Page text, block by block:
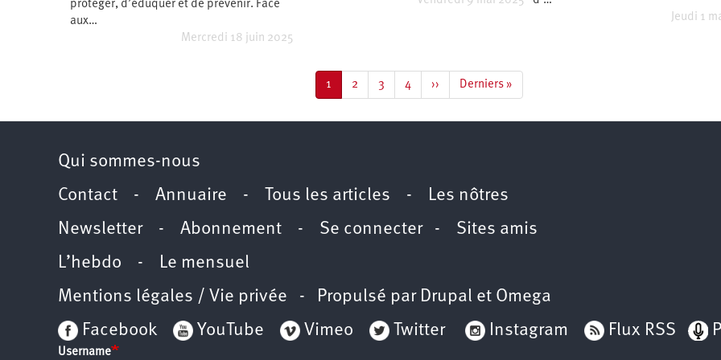
protéger, d’éduquer et de prévenir. Face
aux…
Mercredi 18 juin 2025
Jeudi 1
Page
courante
1 Page
2 Page
3 Page
4
Page
suivante
››
Dernière
page
Derniers »
Qui sommes-nous
Contact - Annuaire - Tous les articles - Les nôtres
Newsletter- Abonnement - Se connecter- Sites amis
L’hebdo - Le mensuel
Mentions légales / Vie privée - Propulsé par Drupal et Omega
Facebook
YouTube Vimeo Twitter Instagram Flux RSS
Username